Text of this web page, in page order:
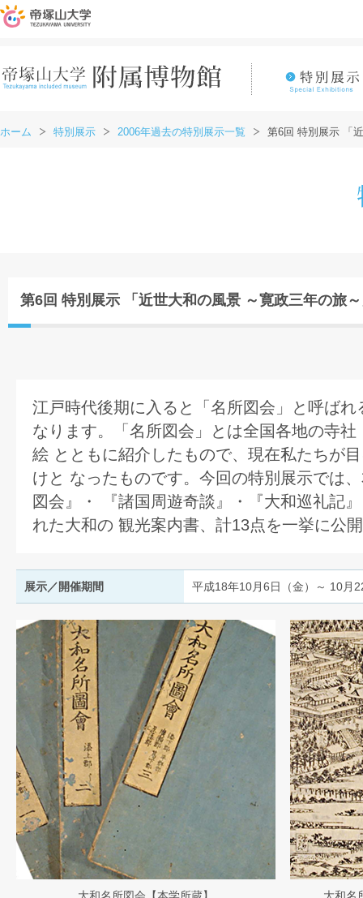
ホーム 特別展示 2006年過去の特別展示一覧 第6回 特別展示 「
第6回 特別展示 「近世大和の風景 ～寛政三年の旅
江戸時代後期に入ると「名所図会」と呼ば
なります。「名所図会」とは全国各地の寺
絵 とともに紹介したもので、現在私たちが
けと なったものです。今回の特別展示では
図会』・ 『諸国周遊奇談』・『大和巡礼記
れた大和の 観光案内書、計13点を一挙に公
展示／開催期間 平成18年10月6日（金）～ 10月